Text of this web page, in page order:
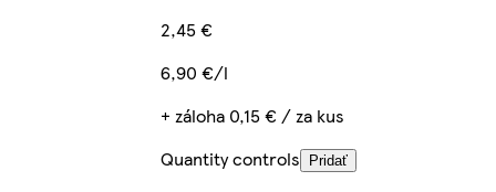
2,45 €
6,90 €/l
+ záloha 0,15 € / za kus
Quantity controls
Pridať